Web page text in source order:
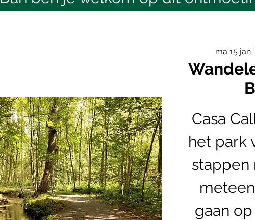
ma 15 jan
Casa
het park
stappen
gaan